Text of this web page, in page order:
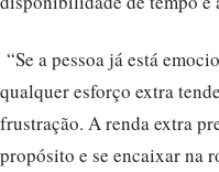
“Se a pessoa já está
qualquer esforço extra
frustração. A renda extra
propósito e se encaixar na